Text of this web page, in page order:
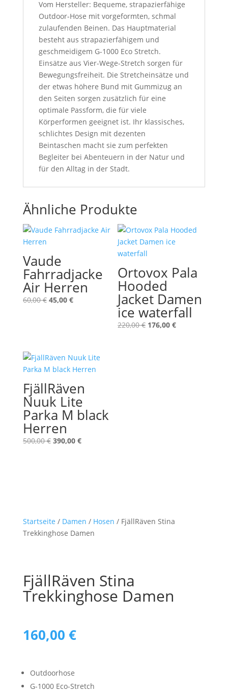
Vom Hersteller: Bequeme, strapazierfähige
Outdoor-Hose mit vorgeformten, schmal
zulaufenden Beinen. Das Hauptmaterial
besteht aus strapazierfähigem und
geschmeidigem G-1000 Eco Stretch.
Einsätze aus Vier-Wege-Stretch sorgen für
Bewegungsfreiheit. Die Stretcheinsätze und
der etwas höhere Bund mit Gummizug an
den Seiten sorgen zusätzlich für eine
optimale Passform, die für viele
Körperformen geeignet ist. Ihr klassisches,
schlichtes Design mit dezenten
Beintaschen macht sie zum perfekten
Begleiter bei Abenteuern in der Natur und
für den Alltag in der Stadt.
Ähnliche Produkte
Vaude
Fahrradjacke
Air Herren
60,00€ Ursprünglicher
45,00 €Aktueller
Ortovox Pala
Hooded
Jacket Damen
ice waterfall
220,00€ Ursprünglicher
176,00€Aktueller
FjällRäven
Nuuk Lite
Parka M black
Herren
500,00€ Ursprünglicher
390,00 €Aktueller
Startseite / Damen / Hosen / FjällRäven Stina
Trekkinghose Damen
FjällRäven Stina
Trekkinghose Damen
160,00 €
Outdoorhose
G-1000 Eco-Stretch